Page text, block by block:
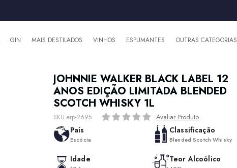
GIN MAIS DESTILADOS VINHOS ESPUMANTES OUTRAS CATEGORIAS
JOHNNIE WALKER BLACK LABEL 12
ANOS EDIÇÃO LIMITADA BLENDED
SCOTCH WHISKY 1L
SKU erp-2695 Avaliar Produto
País
Escócia
Classificação
Blended Scotch Whisky
Idade Teor Alcoólico